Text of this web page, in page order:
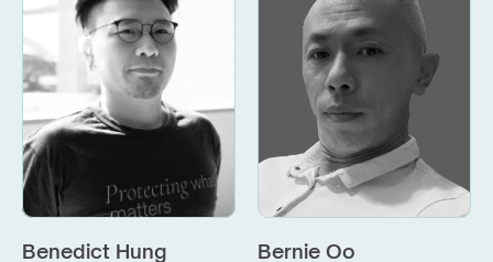
Benedict Hung Bernie Oo